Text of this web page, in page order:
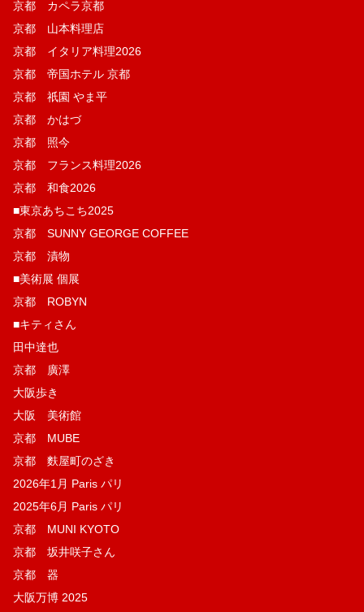
京都 カペラ京都
京都 山本料理店
京都 イタリア料理2026
京都 帝国ホテル 京都
京都 祇園 やま平
京都 かはづ
京都 照今
京都 フランス料理2026
京都 和食2026
■東京あちこち2025
京都 SUNNY GEORGE COFFEE
京都 漬物
■美術展 個展
京都 ROBYN
■キティさん
田中達也
京都 廣澤
大阪歩き
大阪 美術館
京都 MUBE
京都 麩屋町のざき
2026年1月 Paris パリ
2025年6月 Paris パリ
京都 MUNI KYOTO
京都 坂井咲子さん
京都 器
大阪万博 2025